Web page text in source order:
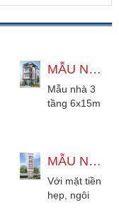
MẪU NHÀ 3 TẦNG 6X15M HIỆN ĐẠI TẠI BÌNH THẠNH
Mẫu nhà 3
tầng 6x15m
nhu cầu
hằng ngày
của gia
MẪU NHÀ 3 TẦNG 2X6M HIỆN ĐẠI 2 PHÒNG NGỦ ĐẦY ĐỦ CÔNG NĂNG
Với mặt tiền
hẹp, ngôi